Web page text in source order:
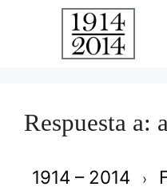
Respuesta a:
1914 – 2014 ›